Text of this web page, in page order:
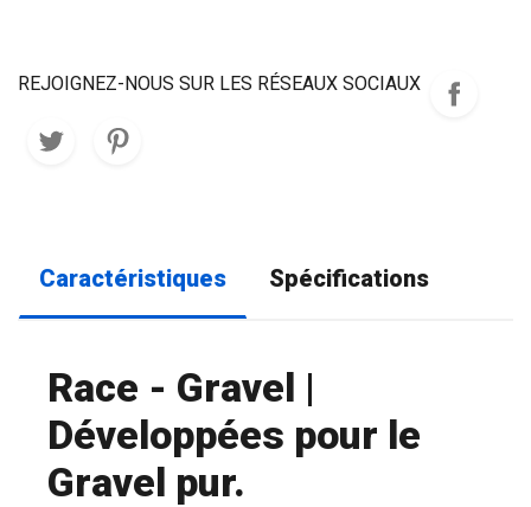
REJOIGNEZ-NOUS SUR LES RÉSEAUX SOCIAUX
Caractéristiques Spécifications
Race - Gravel |
Développées pour le
Gravel pur.